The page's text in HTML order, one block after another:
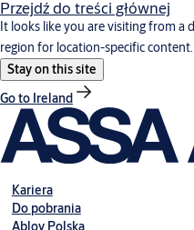
Przejdź do treści głównej
It looks like you are visiting from a
region for location-specific content.
Stay on this site
Go to Ireland
Kariera
Do pobrania
Abloy Polska